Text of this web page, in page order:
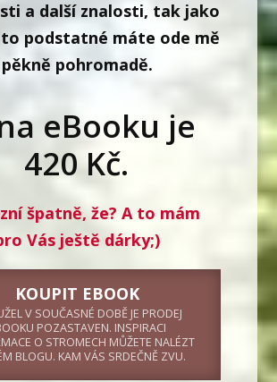
a další znalosti, tak jako
podstatné máte ode mě
pěkně pohromadě.
eBooku je
420 Kč.
špatně, že? A to mám
Vás ještě dárky;)
KOUPIT EBOOK
V SOUČASNÉ DOBĚ JE PRODEJ
POZASTAVEN. INSPIRACI
O STROMECH MŮŽETE NALÉZT
BLOGU. KAM VÁS SRDEČNĚ ZVU.